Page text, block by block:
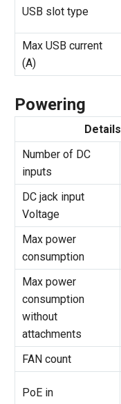
USB slot type
Max USB current
(A)
Powering
Details
Number of DC
inputs
DC jack input
Voltage
Max power
consumption
Max power
consumption
without
attachments
FAN count
PoE in